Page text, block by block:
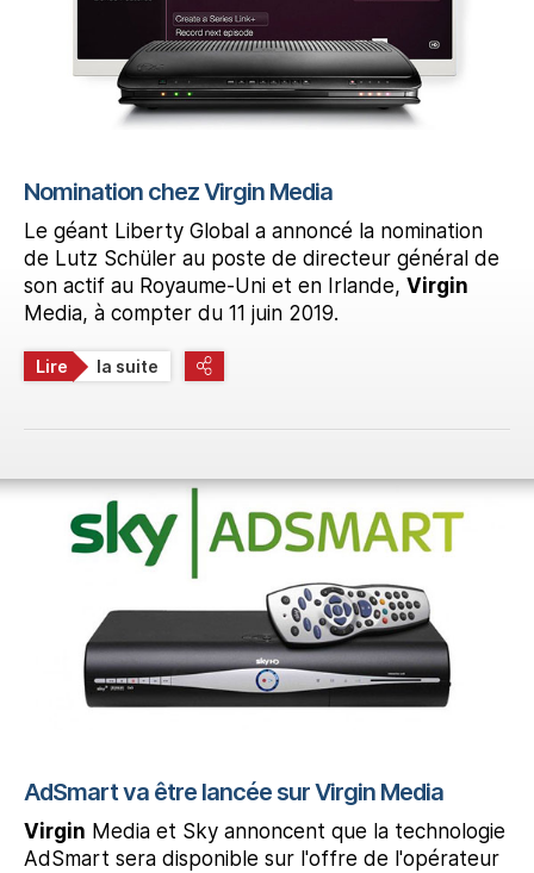
Nomination chez Virgin Media
Le géant Liberty Global a annoncé la nomination
de Lutz Schüler au poste de directeur général de
son actif au Royaume-Uni et en Irlande, Virgin
Media, à compter du 11 juin 2019.
Lire la suite
AdSmart va être lancée sur Virgin Media
Virgin Media et Sky annoncent que la technologie
AdSmart sera disponible sur l'offre de l'opérateur